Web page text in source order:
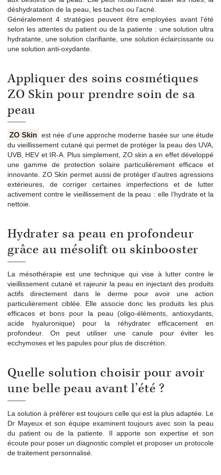
déshydratation de la peau, les taches ou l’acné.
Généralement 4 stratégies peuvent être employées avant l’été
selon les attentes du patient ou de la patiente : une solution ultra
hydratante, une solution clarifiante, une solution éclaircissante ou
une solution anti-oxydante.
Appliquer des soins cosmétiques
ZO Skin pour prendre soin de sa
peau
ZO Skin est née d’une approche moderne basée sur une étude
du vieillissement cutané qui permet de protéger la peau des UVA,
UVB, HEV et IR-A. Plus simplement, ZO skin a en effet développé
une gamme de protection solaire particulièrement efficace et
innovante. ZO Skin permet aussi de protéger d’autres agressions
extérieures, de corriger certaines imperfections et de lutter
activement contre le vieillissement de la peau : elle l’hydrate et la
nettoie.
Hydrater sa peau en profondeur
grâce au mésolift ou skinbooster
La mésothérapie est une technique qui vise à lutter contre le
vieillissement cutané et rajeunir la peau en injectant des produits
actifs directement dans le derme pour avoir une action
particulièrement ciblée. Elle associe donc les produits les plus
efficaces et bons pour la peau (oligo-éléments, antioxydants,
acide hyaluronique) pour la réhydrater efficacement en
profondeur. On peut utiliser une canule pour éviter les
ecchymoses et les papules pour plus de discrétion.
Quelle solution choisir pour avoir
une belle peau avant l’été ?
La solution à préférer est toujours celle qui est la plus adaptée. Le
Dr Mayeux et son équipe examinent toujours avec soin la peau
du patient ou de la patiente. Il apporte son expertise et son
écoute pour poser un diagnostic complet et proposer un protocole
de traitement personnalisé.